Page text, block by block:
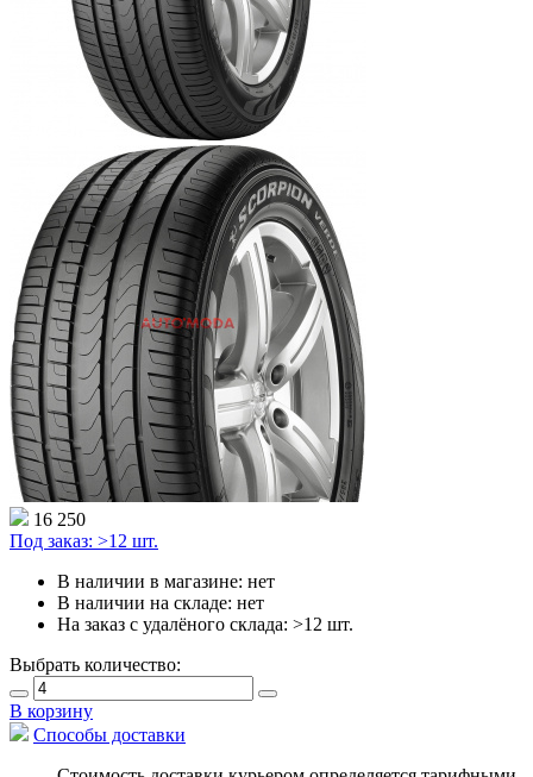
16 250
Под заказ: >12 шт.
В наличии в магазине: нет
В наличии на складе: нет
На заказ с удалёного склада: >12 шт.
Выбрать количество:
В корзину
Способы доставки